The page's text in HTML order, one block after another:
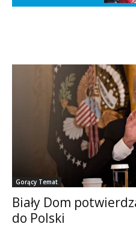
Gorący Temat
Biały Dom
do Polski